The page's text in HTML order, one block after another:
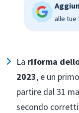
alle tue
La riforma
2023, e un
partire dal 31
secondo